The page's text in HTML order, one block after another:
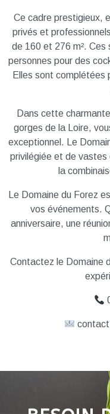
Ce cadre prestigieux,
privés et
de 160 et 276 m². Ces
personnes pour des
Elles sont complétées
Dans cette
gorges de la Loire,
exceptionnel. Le
privilégiée et de
la
Le Domaine du Forez
vos événements.
anniversaire, une
Contactez le Domaine